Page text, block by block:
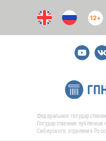
12+
Youtube
Федеральное
Государственная
Сибирского отделения